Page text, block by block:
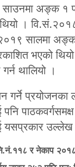
साउनमा अङ्क १
।
सालमा
भएको
थालियो ।
गर्ने प्रयोजनका
यसप्रकार उल्लेख
र नेकाप